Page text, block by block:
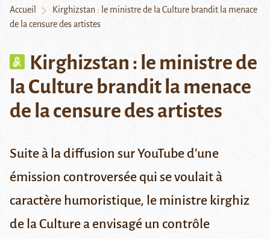
Accueil
Kirghizstan : le ministre de la Culture brandit la menace
de la censure des artistes
Kirghizstan : le ministre de
la Culture brandit la menace
de la censure des artistes
Suite à la diffusion sur YouTube d’une
émission controversée qui se voulait à
caractère humoristique, le ministre kirghiz
de la Culture a envisagé un contrôle